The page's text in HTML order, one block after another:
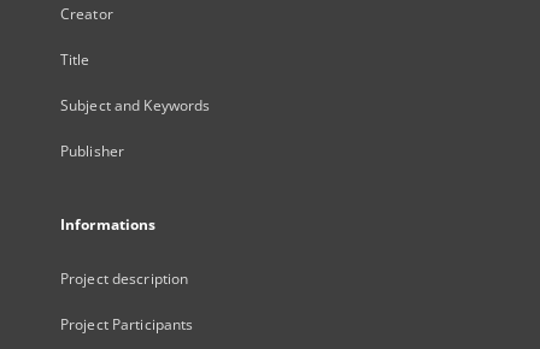
Creator
Title
Subject and Keywords
Publisher
Informations
Project description
Project Participants